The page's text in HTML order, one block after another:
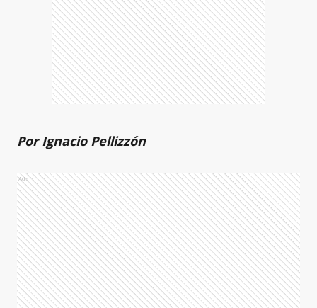
Por Ignacio Pellizzón
Ads